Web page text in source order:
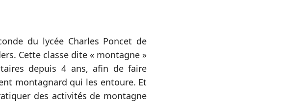
du lycée Charles Poncet de
Cette classe dite « montagne »
depuis 4 ans, afin de faire
montagnard qui les entoure. Et
des activités de montagne